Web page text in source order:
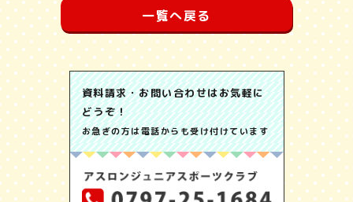
一覧へ戻る
資料請求・お問い合わせはお気軽に
どうぞ！
お急ぎの方は電話からも受け付けています